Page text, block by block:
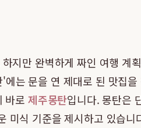
지만 완벽하게 짜인 여행
는 문을 연 제대로 된 맛집
바로 제주몽탄입니다. 몽탄은
미식 기준을 제시하고 있습